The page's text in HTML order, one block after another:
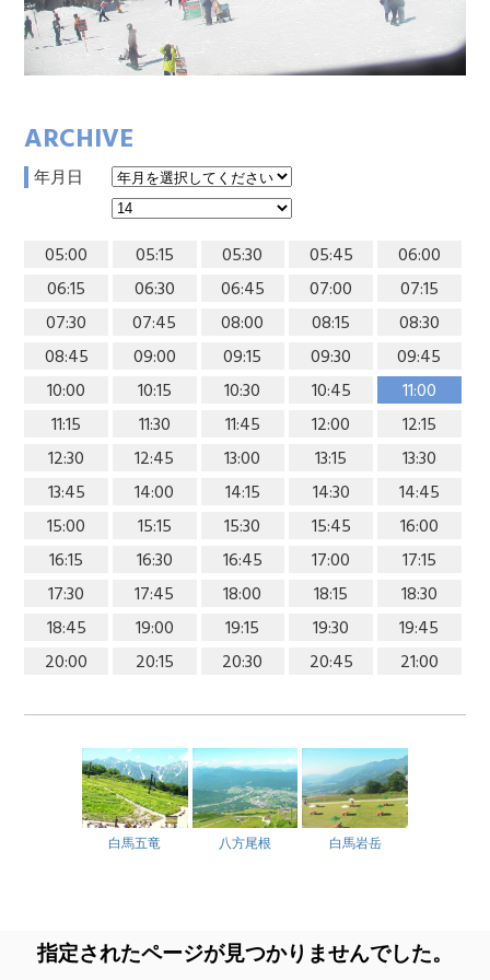
ARCHIVE
年月日
05:00 05:15 05:30 05:45
06:00
06:15
06:30 06:45 07:00
07:15
07:30
07:45 08:00 08:15
08:30
08:45
09:00 09:15 09:30
09:45
10:00
10:15 10:30 10:45
11:00
11:15
11:30 11:45 12:00
12:15
12:30
12:45 13:00 13:15
13:30
13:45
14:00 14:15 14:30
14:45
15:00
15:15 15:30 15:45
16:00
16:15
16:30 16:45 17:00
17:15
17:30
17:45 18:00 18:15
18:30
18:45
19:00 19:15 19:30
19:45
20:00
20:15 20:30 20:45 21:00
白馬五竜 八方尾根 白馬岩岳